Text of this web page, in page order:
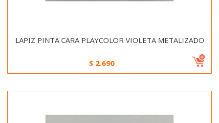
LAPIZ PINTA CARA PLAYCOLOR VIOLETA METALIZADO
$ 2.690